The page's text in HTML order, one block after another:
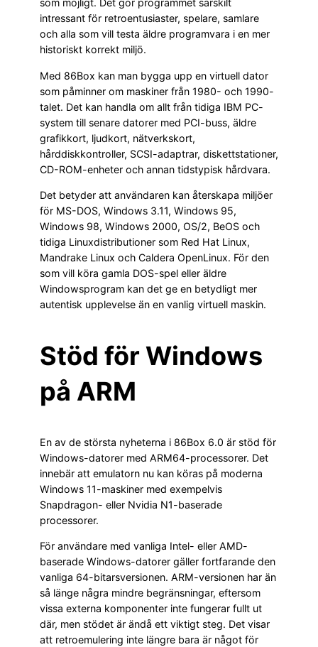
som möjligt. Det gör programmet särskilt
intressant för retroentusiaster, spelare, samlare
och alla som vill testa äldre programvara i en mer
historiskt korrekt miljö.
Med 86Box kan man bygga upp en virtuell dator
som påminner om maskiner från 1980- och 1990-
talet. Det kan handla om allt från tidiga IBM PC-
system till senare datorer med PCI-buss, äldre
grafikkort, ljudkort, nätverkskort,
hårddiskkontroller, SCSI-adaptrar, diskettstationer,
CD-ROM-enheter och annan tidstypisk hårdvara.
Det betyder att användaren kan återskapa miljöer
för MS-DOS, Windows 3.11, Windows 95,
Windows 98, Windows 2000, OS/2, BeOS och
tidiga Linuxdistributioner som Red Hat Linux,
Mandrake Linux och Caldera OpenLinux. För den
som vill köra gamla DOS-spel eller äldre
Windowsprogram kan det ge en betydligt mer
autentisk upplevelse än en vanlig virtuell maskin.
Stöd för Windows
på ARM
En av de största nyheterna i 86Box 6.0 är stöd för
Windows-datorer med ARM64-processorer. Det
innebär att emulatorn nu kan köras på moderna
Windows 11-maskiner med exempelvis
Snapdragon- eller Nvidia N1-baserade
processorer.
För användare med vanliga Intel- eller AMD-
baserade Windows-datorer gäller fortfarande den
vanliga 64-bitarsversionen. ARM-versionen har än
så länge några mindre begränsningar, eftersom
vissa externa komponenter inte fungerar fullt ut
där, men stödet är ändå ett viktigt steg. Det visar
att retroemulering inte längre bara är något för